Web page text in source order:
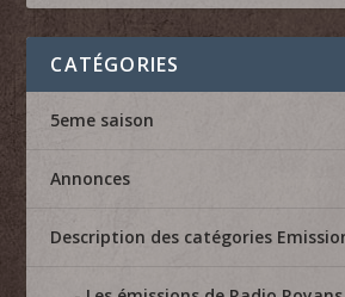
CATÉGORIES
5eme saison
Annonces
Description des catégories